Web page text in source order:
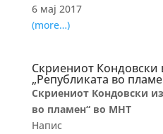
6 мај 2017
(more…)
Скриениот Кондовски
„Републиката во
Скриениот Кондовски
во пламен“ во МНТ
Напис